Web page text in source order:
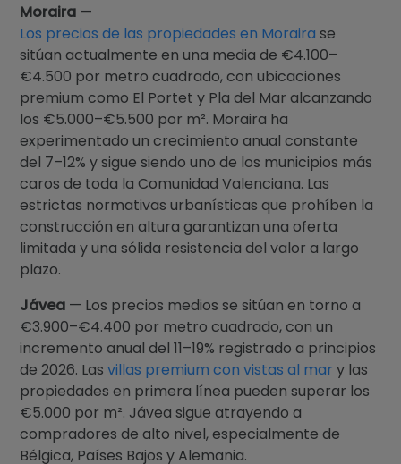
Moraira —
Los precios de las propiedades en Moraira se
sitúan actualmente en una media de €4.100–
€4.500 por metro cuadrado, con ubicaciones
premium como El Portet y Pla del Mar alcanzando
los €5.000–€5.500 por m². Moraira ha
experimentado un crecimiento anual constante
del 7–12% y sigue siendo uno de los municipios más
caros de toda la Comunidad Valenciana. Las
estrictas normativas urbanísticas que prohíben la
construcción en altura garantizan una oferta
limitada y una sólida resistencia del valor a largo
plazo.
Jávea — Los precios medios se sitúan en torno a
€3.900–€4.400 por metro cuadrado, con un
incremento anual del 11–19% registrado a principios
de 2026. Lasvillas premium con vistas al mar y las
propiedades en primera línea pueden superar los
€5.000 por m². Jávea sigue atrayendo a
compradores de alto nivel, especialmente de
Bélgica, Países Bajos y Alemania.